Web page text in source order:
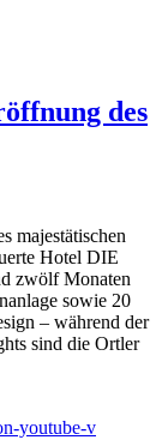
des
majestätischen
Hotel DIE
zwölf Monaten
sowie 20
– während der
sind die Ortler
youtube-v